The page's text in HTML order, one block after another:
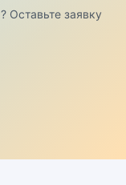
Оставьте заявку